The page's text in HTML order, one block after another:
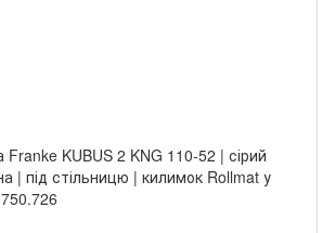
KUBUS 2 KNG 110-52 | сірий
| під стільницю | килимок Rollmat у